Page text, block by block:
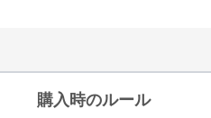
購入時のルール